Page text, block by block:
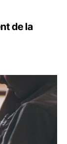
de la